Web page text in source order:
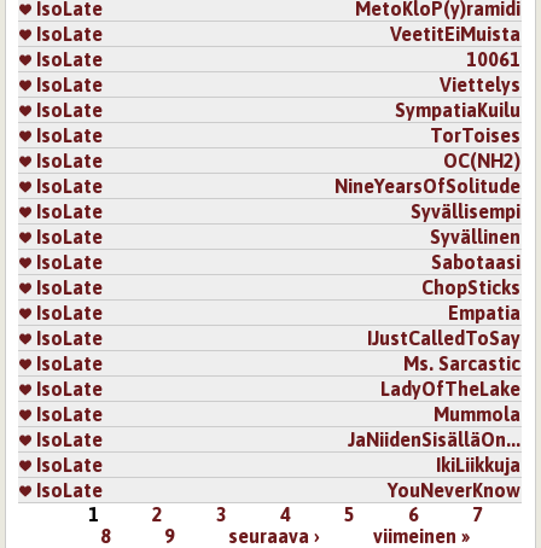
IsoLate
MetoKloP(y)ramidi
IsoLate
VeetitEiMuista
IsoLate
10061
IsoLate
Viettelys
IsoLate
SympatiaKuilu
IsoLate
TorToises
IsoLate
OC(NH2)
IsoLate
NineYearsOfSolitude
IsoLate
Syvällisempi
IsoLate
Syvällinen
IsoLate
Sabotaasi
IsoLate
ChopSticks
IsoLate
Empatia
IsoLate
IJustCalledToSay
IsoLate
Ms. Sarcastic
IsoLate
LadyOfTheLake
IsoLate
Mummola
IsoLate
JaNiidenSisälläOn...
IsoLate
IkiLiikkuja
IsoLate
YouNeverKnow
1 2 3 4 5 6
7
8
9 seuraava › viimeinen »